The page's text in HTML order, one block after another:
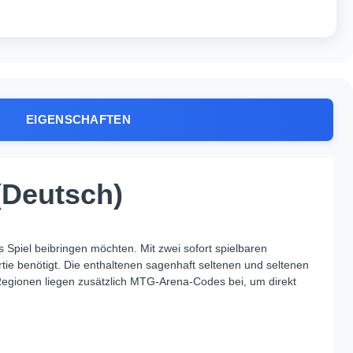
EIGENSCHAFTEN
beibringen möchten. Mit zwei sofort spielbaren
benötigt. Die enthaltenen sagenhaft seltenen und seltenen
liegen zusätzlich MTG‑Arena‑Codes bei, um direkt